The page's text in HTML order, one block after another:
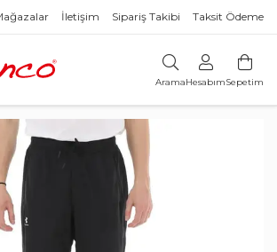
İletişim Sipariş Takibi Taksit Ödeme
AramaHesabımSepetim